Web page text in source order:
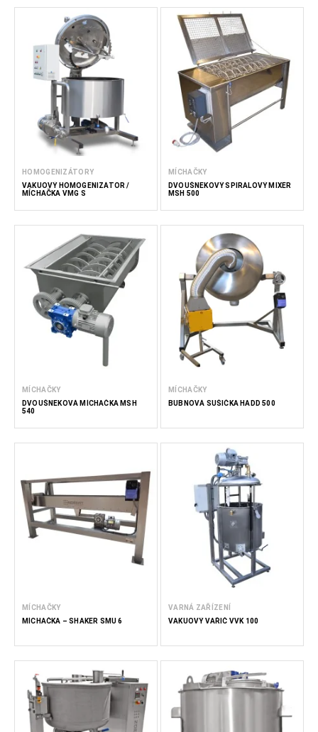
HOMOGENIZÁTORY
VAKUOVÝ HOMOGENIZÁTOR /
MÍCHAČKA VMG S
MÍCHAČKY
DVOUŠNEKOVÝ SPIRÁLOVÝ MIXÉR
MSH 500
MÍCHAČKY
DVOUŠNEKOVÁ MÍCHAČKA MSH
540
MÍCHAČKY
BUBNOVÁ SUŠIČKA HADD 500
MÍCHAČKY
MÍCHAČKA – SHAKER SMU 6
VARNÁ ZAŘÍZENÍ
VAKUOVÝ VAŘIČ VVK 100